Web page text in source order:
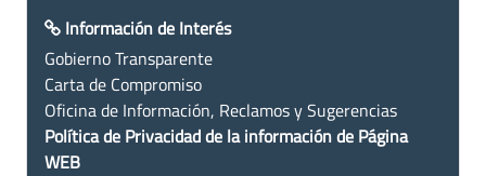
Información de Interés
Gobierno Transparente
Carta de Compromiso
Oficina de Información, Reclamos y Sugerencias
Política de Privacidad de la información de Página
WEB